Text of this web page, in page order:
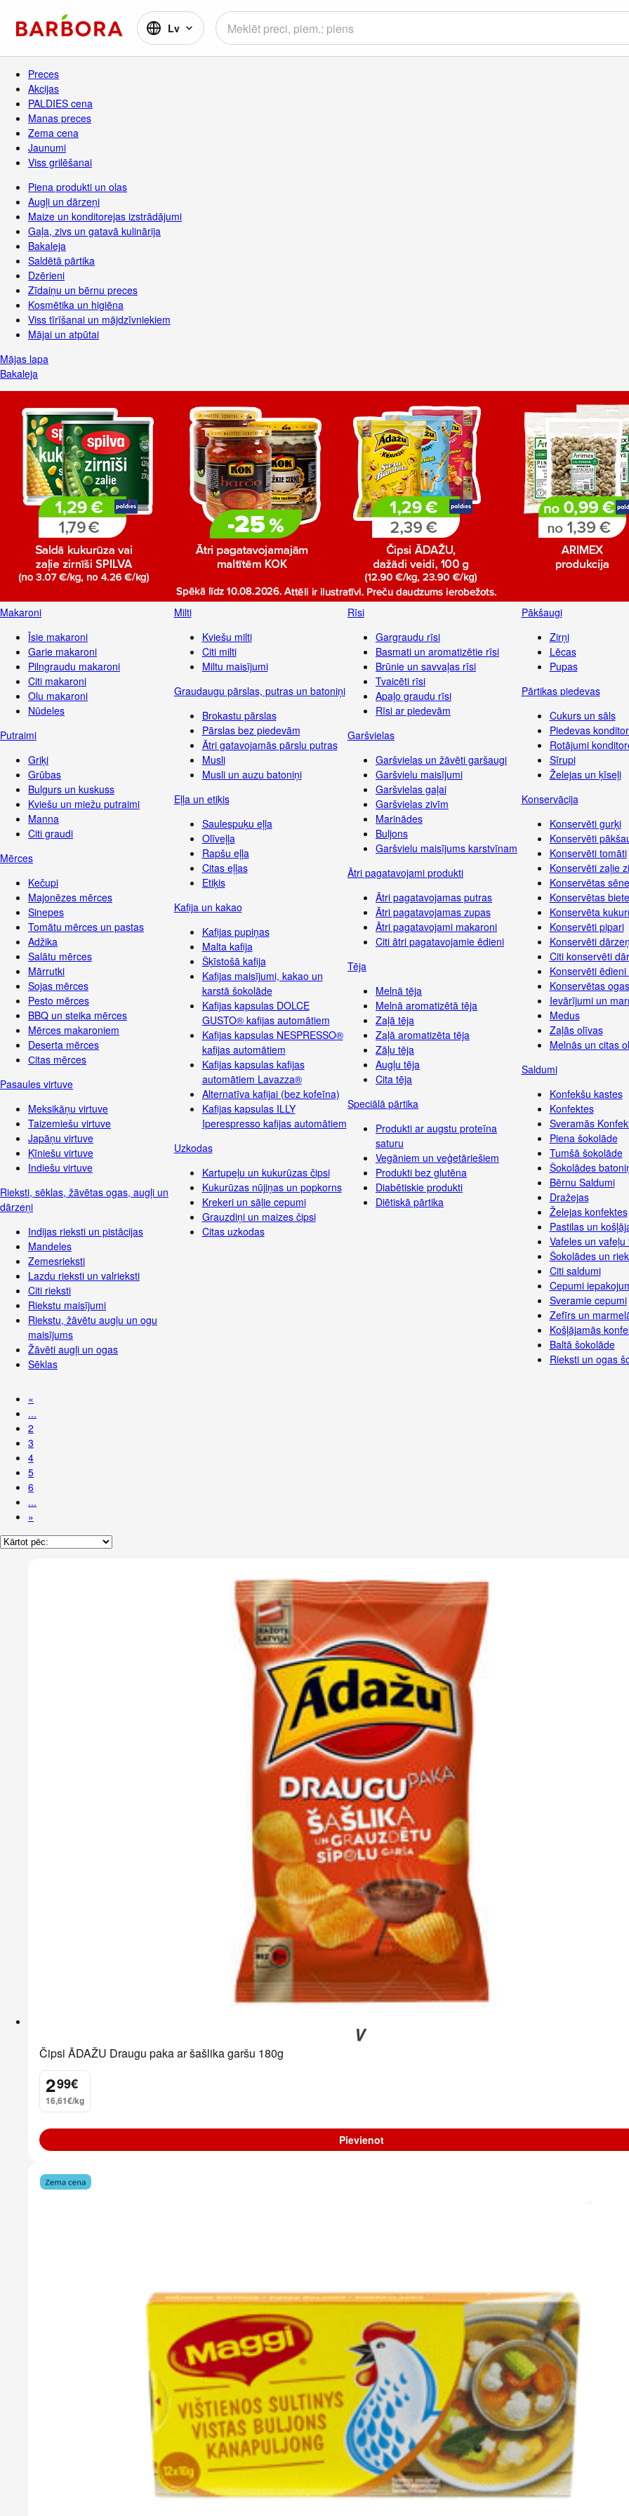
Lv
Preces
Akcijas
PALDIES cena
Manas preces
Zema cena
Jaunumi
Viss grilēšanai
Piena produkti un olas
Augļi un dārzeņi
Maize un konditorejas izstrādājumi
Gaļa, zivs un gatavā kulinārija
Bakaleja
Saldētā pārtika
Dzērieni
Zīdaiņu un bērnu preces
Kosmētika un higiēna
Viss tīrīšanai un mājdzīvniekiem
Mājai un atpūtai
Mājas lapa
Bakaleja
Makaroni
Īsie makaroni
Garie makaroni
Pilngraudu makaroni
Citi makaroni
Olu makaroni
Nūdeles
Putraimi
Griķi
Grūbas
Bulgurs un kuskuss
Kviešu un miežu putraimi
Manna
Citi graudi
Mērces
Kečupi
Majonēzes mērces
Sinepes
Tomātu mērces un pastas
Adžika
Salātu mērces
Mārrutki
Sojas mērces
Pesto mērces
BBQ un steika mērces
Mērces makaroniem
Deserta mērces
Сitas mērces
Pasaules virtuve
Meksikāņu virtuve
Taizemiešu virtuve
Japāņu virtuve
Ķīniešu virtuve
Indiešu virtuve
Rieksti, sēklas, žāvētas ogas, augļi un
dārzeņi
Indijas rieksti un pistācijas
Mandeles
Zemesrieksti
Lazdu rieksti un valrieksti
Citi rieksti
Riekstu maisījumi
Riekstu, žāvētu augļu un ogu
maisījums
Žāvēti augļi un ogas
Sēklas
Milti
Kviešu milti
Citi milti
Miltu maisījumi
Graudaugu pārslas, putras un batoniņi
Brokastu pārslas
Pārslas bez piedevām
Ātri gatavojamās pārslu putras
Musli
Musli un auzu batoniņi
Eļļa un etiķis
Saulespuķu eļļa
Olīveļļa
Rapšu eļļa
Citas eļļas
Etiķis
Kafija un kakao
Kafijas pupiņas
Malta kafija
Šķīstošā kafija
Kafijas maisījumi, kakao un
karstā šokolāde
Kafijas kapsulas DOLCE
GUSTO® kafijas automātiem
Kafijas kapsulas NESPRESSO®
kafijas automātiem
Kafijas kapsulas kafijas
automātiem Lavazza®
Alternatīva kafijai (bez kofeīna)
Kafijas kapsulas ILLY
Iperespresso kafijas automātiem
Uzkodas
Kartupeļu un kukurūzas čipsi
Kukurūzas nūjiņas un popkorns
Krekeri un sāļie cepumi
Grauzdiņi un maizes čipsi
Citas uzkodas
Rīsi
Gargraudu rīsi
Basmati un aromatizētie rīsi
Brūnie un savvaļas rīsi
Tvaicēti rīsi
Apaļo graudu rīsi
Rīsi ar piedevām
Garšvielas
Garšvielas un žāvēti garšaugi
Garšvielu maisījumi
Garšvielas gaļai
Garšvielas zivīm
Marinādes
Buljons
Garšvielu maisījums karstvīnam
Ātri pagatavojami produkti
Ātri pagatavojamas putras
Ātri pagatavojamas zupas
Ātri pagatavojami makaroni
Citi ātri pagatavojamie ēdieni
Tēja
Melnā tēja
Melnā aromatizētā tēja
Zaļā tēja
Zaļā aromatizēta tēja
Zāļu tēja
Augļu tēja
Cita tēja
Speciālā pārtika
Produkti ar augstu proteīna
saturu
Vegāniem un veģetāriešiem
Produkti bez glutēna
Diabētiskie produkti
Diētiskā pārtika
Pākšaugi
Zirņi
Lēcas
Pupas
Pārtikas piedevas
Cukurs un sāls
Piedevas
Rotājumi
Sīrupi
Želejas un ķīseļi
Konservācija
Konservēti gurķi
Konservēti
Konservēti tomāti
Konservēti zaļie
Konservētas
Konservētas
Konservēta
Konservēti pipari
Konservēti
Citi konservēti
Konservēti
Konservētas
Ievārījumi un
Medus
Zaļās olīvas
Melnās un citas
Saldumi
Konfekšu kastes
Konfektes
Sveramās
Piena šokolāde
Tumšā šokolāde
Šokolādes
Bērnu Saldumi
Dražejas
Želejas konfektes
Pastilas un
Vafeles un vafeļu
Šokolādes un
Citi saldumi
Cepumi
Sveramie cepumi
Zefīrs un
Košļājamās
Baltā šokolāde
Rieksti un ogas
«
...
2
3
4
5
6
...
»
Čipsi ĀDAŽU Draugu paka ar šašlika garšu 180g
2
. 99€
16,61€/kg
Pievienot